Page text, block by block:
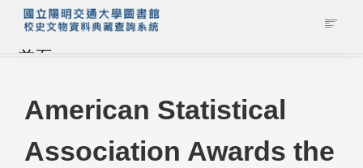
首頁
藏品查詢
校史館簡介
American Statistical
Association Awards the